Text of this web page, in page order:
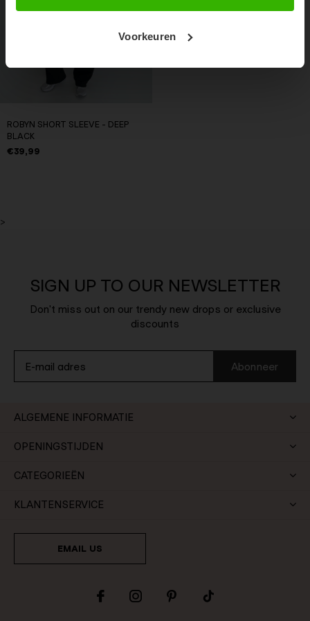
Voorkeuren
ROBYN SHORT SLEEVE - DEEP
BLACK
€39,99
>
SIGN UP TO OUR NEWSLETTER
Don't miss out on our trendy new drops or exclusive
discounts
Abonneer
ALGEMENE INFORMATIE
OPENINGSTIJDEN
CATEGORIEËN
KLANTENSERVICE
EMAIL US